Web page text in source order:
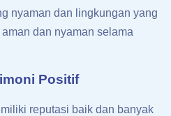
nyaman dan lingkungan yang
dan nyaman selama
Positif
reputasi baik dan banyak